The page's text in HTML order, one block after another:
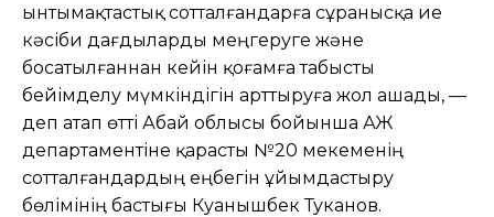
ынтымақтастық сотталғандарға сұранысқа ие
кәсіби дағдыларды меңгеруге және
босатылғаннан кейін қоғамға табысты
бейімделу мүмкіндігін арттыруға жол ашады, —
деп атап өтті Абай облысы бойынша ҚАЖ
департаментіне қарасты №20 мекеменің
сотталғандардың еңбегін ұйымдастыру
бөлімінің бастығы Куанышбек Туканов.